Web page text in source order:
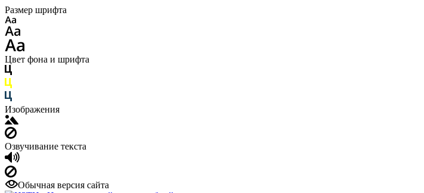
Размер шрифта
Цвет фона и шрифта
Изображения
Озвучивание текста
Обычная версия сайта